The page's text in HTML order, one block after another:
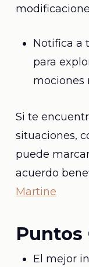
Notifica a
para
mociones
Si te
situaciones,
puede
acuerdo
Martine
Puntos
El mejor